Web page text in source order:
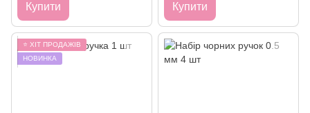
Купити Купити
⭐ ХІТ ПРОДАЖІВ
НОВИНКА